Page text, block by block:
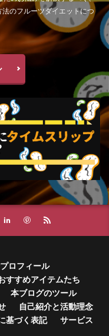
のフルーツダイエットにつ
ロフィール
すすめアイテムたち
本ブログのツール
自己紹介と活動理念
基づく表記 サービス